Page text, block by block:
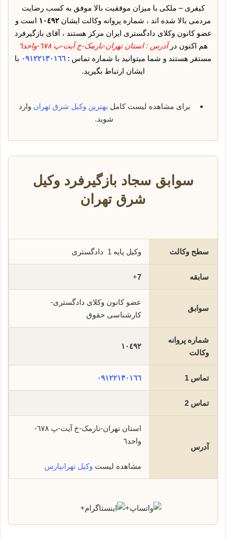
کیفری – ملکی با میزان موفقیت بالا موفق به کسب رضایت
مردمی بالا شده اند ، شماره پروانه وکالت ایشان ١٠٤٩٢ است و
عضو کانون وکلای دادگستری ایران مرکز هستند ، آقای بازگیرفرد
هم اکنون درآدرس : استان تهران-نارمک-خ آیت-پ ٦٧٨-واحد٦
مستقر هستند و شما میتوانید با شماره تماس : ٠٩١٢٢١٣٠١٦٦ با
ایشان ارتباط بگیرید.
برای مشاهده لیست کامل بهترین وکیل شرق تهران وارد
شوید.
سوابق سجاد بازگیرفرد وکیل
شرق تهران
سطح وکالت وکیل پایه 1 دادگستری
سابقه 7
+
سوابق
عضو کانون وکلای دادگستری-
کارشناسی حقوق
شماره پروانه
وکالت
١٠٤٩٢
تماس 1 ٠٩١٢٢١٣٠١٦٦
تماس 2
آدرس
استان تهران-نارمک-خ آیت-پ ٦٧٨-
واحد٦
مشاهده لیست وکیل تهرانپارس
+
+